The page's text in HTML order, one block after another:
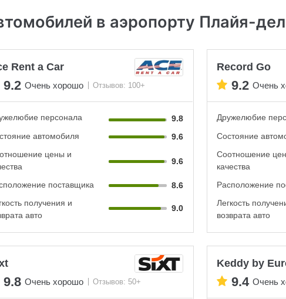
в аэропорту Плайя-
Rent a Car
9.2 Очень хорошо Отзывов: 100+
персонала
9.8
автомобиля
9.6
цены и
9.6
поставщика
8.6
получения и
авто
9.0
Record Go
9.2 Очень
Дружелюбие
Состояние
Соотношение
качества
Расположение
Легкость
возврата авто
9.8 Очень хорошо Отзывов: 50+
Keddy by
9.4 Очень